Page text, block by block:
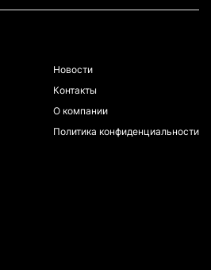
Новости
Контакты
О компании
Политика конфиденциальности